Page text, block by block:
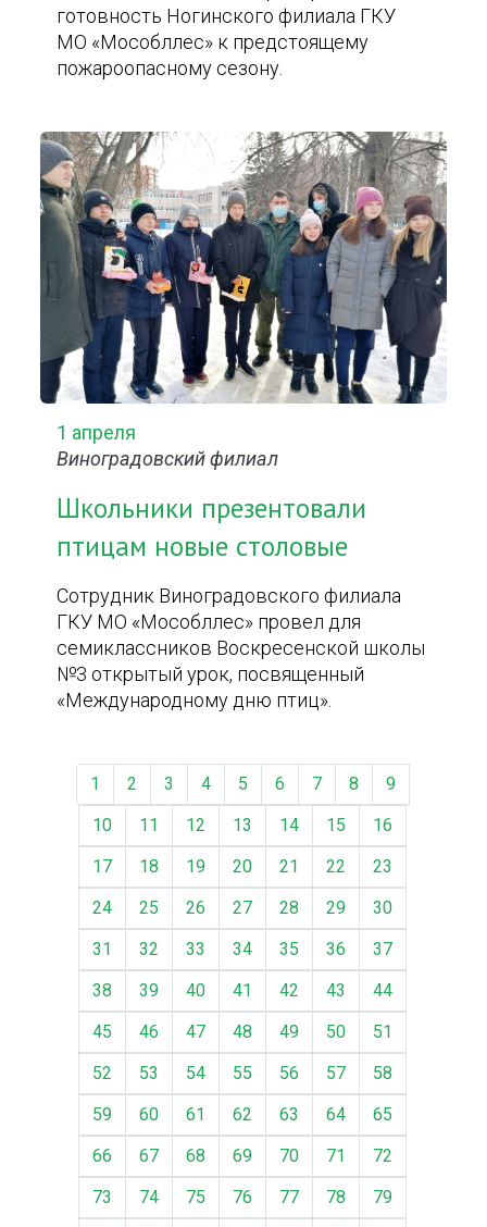
готовность Ногинского филиала ГКУ
МО «Мособллес» к предстоящему
пожароопасному сезону.
1 апреля
Виноградовский филиал
Школьники презентовали
птицам новые столовые
Сотрудник Виноградовского филиала
ГКУ МО «Мособллес» провел для
семиклассников Воскресенской школы
№3 открытый урок, посвященный
«Международному дню птиц».
1 2 3 4 5 6 7 8
9
10
11 12 13 14 15
16
17
18 19 20 21 22
23
24
25 26 27 28 29
30
31
32 33 34 35 36
37
38
39 40 41 42 43
44
45
46 47 48 49 50
51
52
53 54 55 56 57
58
59
60 61 62 63 64
65
66
67 68 69 70 71
72
73
74 75 76 77 78
79